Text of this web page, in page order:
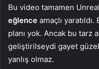
Bu video tamamen
eğlence amaçlı
planı yok. Ancak bu tarz
geliştirilseydi gayet
yanlış olmaz.